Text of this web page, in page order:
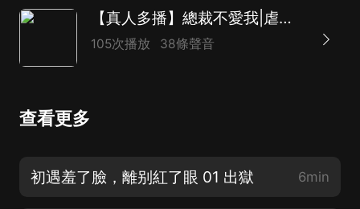
【真人多播】總裁不愛我|虐戀|霸總|強寵|都市言情 |初遇羞了臉，離别紅了眼
105次播放 38條聲音
查看更多
初遇羞了臉，離别紅了眼 01 出獄 6min